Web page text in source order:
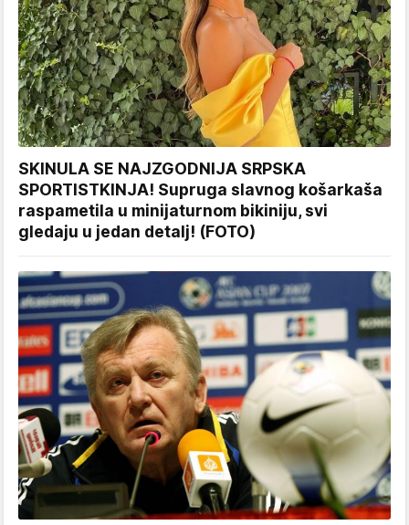
SKINULA SE NAJZGODNIJA SRPSKA
SPORTISTKINJA! Supruga slavnog košarkaša
raspametila u minijaturnom bikiniju, svi
gledaju u jedan detalj! (FOTO)